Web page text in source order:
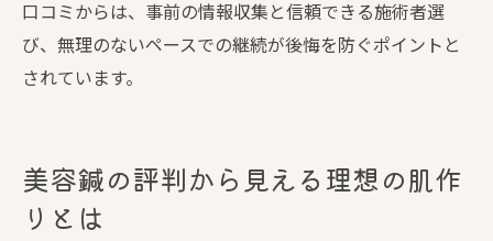
口コミからは、事前の情報収集と信頼できる施術者選
び、無理のないペースでの継続が後悔を防ぐポイントと
されています。
美容鍼の評判から見える理想の肌作
りとは